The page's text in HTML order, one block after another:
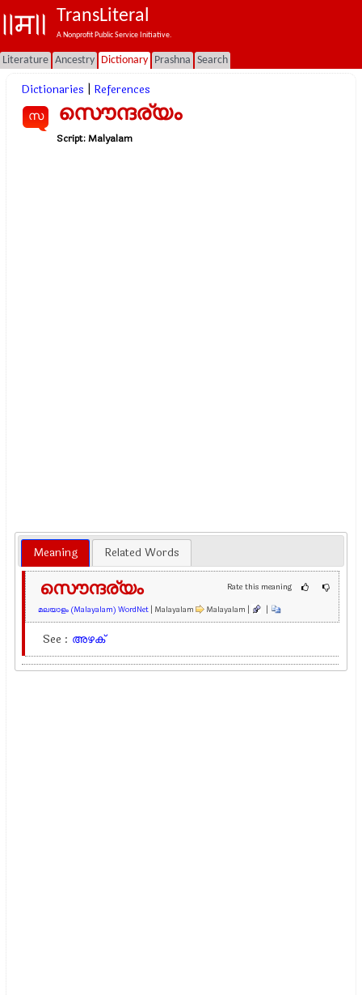
TransLiteral
A Nonprofit Public Service Initiative.
Literature Ancestry Dictionary Prashna Search
Dictionaries References
സ സൌന്ദര്യം
Script:Malyalam
Meaning Related Words
Rate this meaning
സൌന്ദര്യം
മലയാളം (Malayalam) WordNet | Malayalam Malayalam | |
See : അഴക്